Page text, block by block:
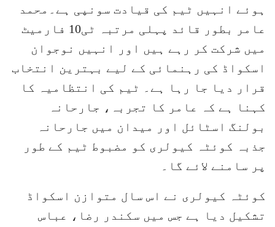
ہوئے انہیں ٹیم کی قیادت سونپی ہے۔محمد
عامر بطور قائد پہلی مرتبہ ٹی10 فارمیٹ
میں شرکت کر رہے ہیں اور انہیں نوجوان
اسکواڈ کی رہنمائی کے لیے بہترین انتخاب
قرار دیا جا رہا ہے۔ ٹیم کی انتظامیہ کا
کہنا ہے کہ عامر کا تجربہ، جارحانہ
بولنگ اسٹائل اور میدان میں جارحانہ
جذبہ کوئٹہ کیولری کو مضبوط ٹیم کے طور
پر سامنے لائے گا۔
کوئٹہ کیولری نے اس سال متوازن اسکواڈ
تشکیل دیا ہے جس میں سکندر رضا، عباس